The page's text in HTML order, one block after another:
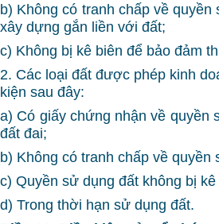
b) Không có tranh chấp về
xây dựng gắn liền với đất;
c) Không bị kê biên để bảo đảm
2. Các loại đất được phép kinh
kiện sau đây:
a) Có giấy chứng nhận về quyền
đất đai;
b) Không có tranh chấp về quyền
c) Quyền sử dụng đất không bị
d) Trong thời hạn sử dụng đất.